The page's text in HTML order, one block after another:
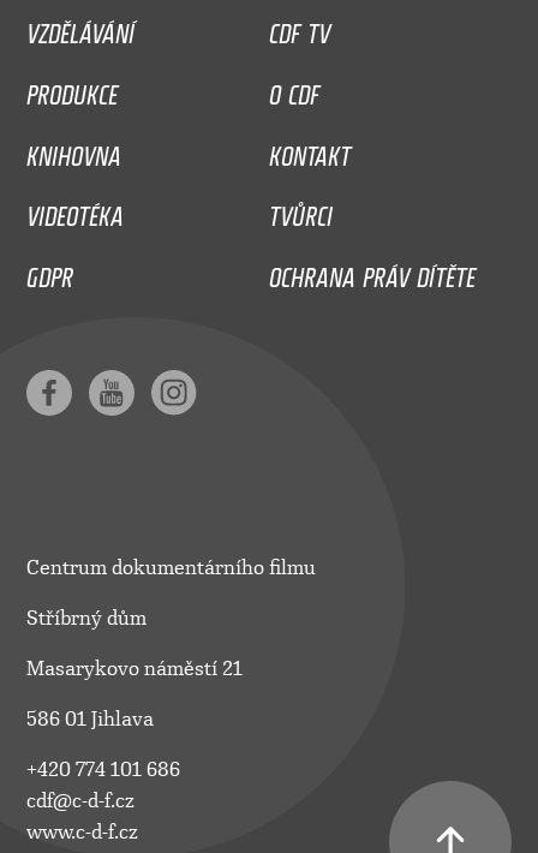
VZDĚLÁVÁNÍ
CDF TV
PRODUKCE
O CDF
KNIHOVNA
KONTAKT
VIDEOTÉKA
TVŮRCI
GDPR
OCHRANA PRÁV DÍTĚTE
Centrum dokumentárního filmu
Stříbrný dům
Masarykovo náměstí 21
586 01 Jihlava
+420 774 101 686
cdf@c-d-f.cz
www.c-d-f.cz